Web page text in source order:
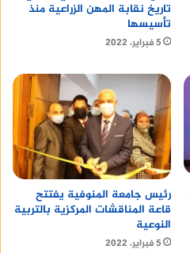
تاريخ نقابة المهن الزراعية منذ
تأسيسها
5 فبراير، 2022
رئيس جامعة المنوفية يفتتح
قاعة المناقشات المركزية بالتربية
النوعية
5 فبراير، 2022